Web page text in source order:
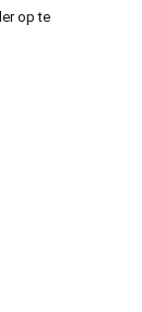
op te